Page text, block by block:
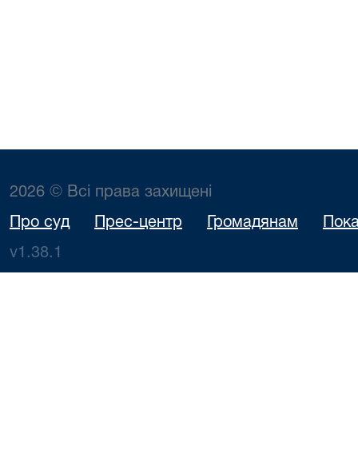
2026 © Всі права захищені
Про суд Прес-центр Громадянам
v1.38.1